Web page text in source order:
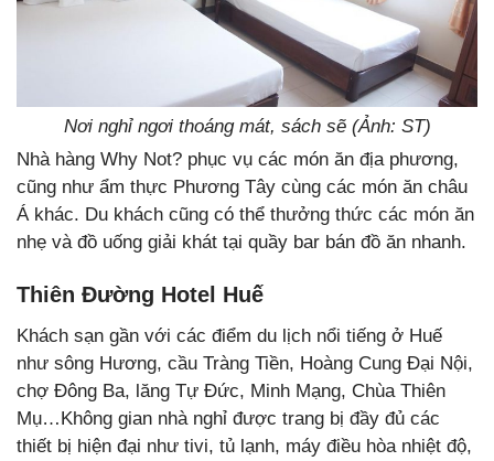
Nơi nghỉ ngơi thoáng mát, sách sẽ (Ảnh: ST)
Nhà hàng Why Not? phục vụ các món ăn địa phương,
cũng như ẩm thực Phương Tây cùng các món ăn châu
Á khác. Du khách cũng có thể thưởng thức các món ăn
nhẹ và đồ uống giải khát tại quầy bar bán đồ ăn nhanh.
Thiên Đường Hotel Huế
Khách sạn gần với các điểm du lịch nổi tiếng ở Huế
như sông Hương, cầu Tràng Tiền, Hoàng Cung Đại Nội,
chợ Đông Ba, lăng Tự Đức, Minh Mạng, Chùa Thiên
Mụ…Không gian nhà nghỉ được trang bị đầy đủ các
thiết bị hiện đại như tivi, tủ lạnh, máy điều hòa nhiệt độ,